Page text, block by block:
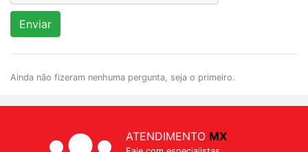
Enviar
Ainda não fizeram nenhuma pergunta, seja o primeiro.
ATENDIMENTO MX